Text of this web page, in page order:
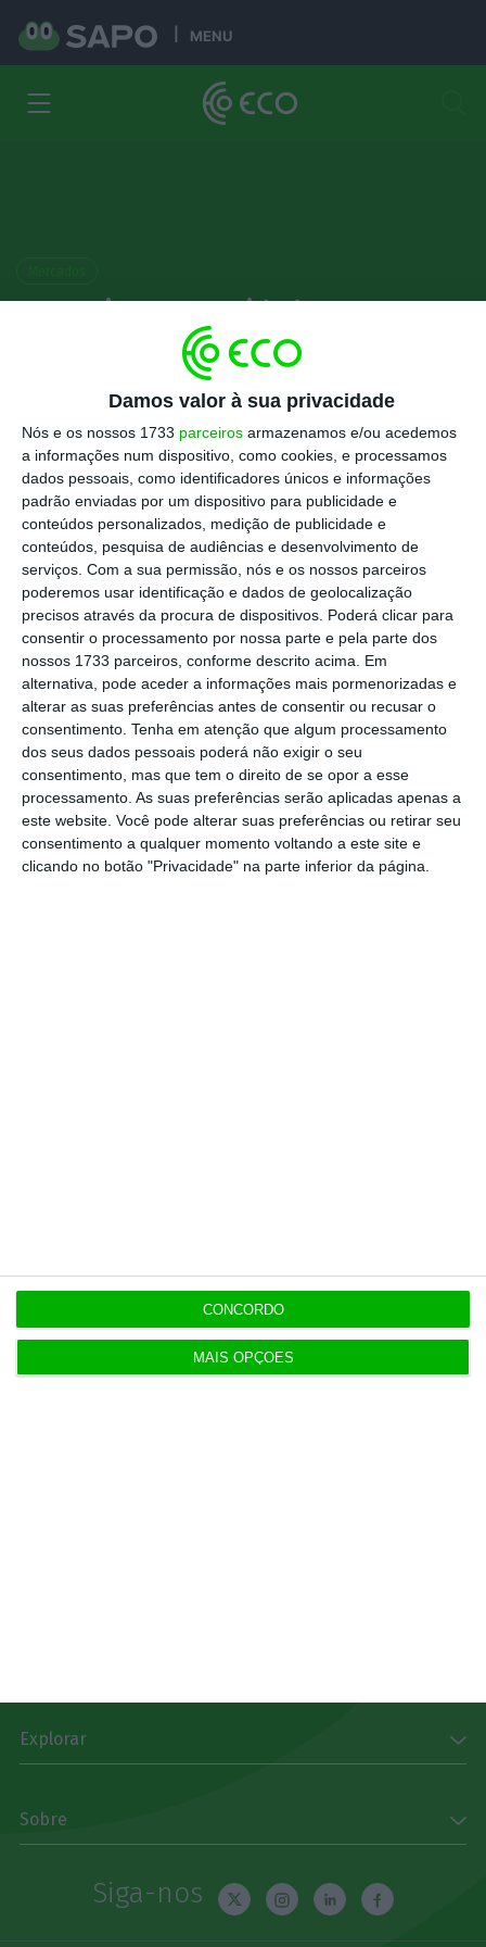
Damos valor à sua privacidade
Nós e os nossos 1733 parceiros armazenamos e/ou acedemos
a informações num dispositivo, como cookies, e processamos
dados pessoais, como identificadores únicos e informações
padrão enviadas por um dispositivo para publicidade e
conteúdos personalizados, medição de publicidade e
conteúdos, pesquisa de audiências e desenvolvimento de
serviços. Com a sua permissão, nós e os nossos parceiros
poderemos usar identificação e dados de geolocalização
precisos através da procura de dispositivos. Poderá clicar para
consentir o processamento por nossa parte e pela parte dos
nossos 1733 parceiros, conforme descrito acima. Em
alternativa, pode aceder a informações mais pormenorizadas e
alterar as suas preferências antes de consentir ou recusar o
consentimento. Tenha em atenção que algum processamento
dos seus dados pessoais poderá não exigir o seu
consentimento, mas que tem o direito de se opor a esse
processamento. As suas preferências serão aplicadas apenas a
este website. Você pode alterar suas preferências ou retirar seu
consentimento a qualquer momento voltando a este site e
clicando no botão "Privacidade" na parte inferior da página.
MAIS OPÇÕES
CONCORDO
MENU
Euro cai para a paridade com o
dólar. Porquê? Quem ganha e quem
Alberto Teixeira
14 Julho 2022
Um euro igual a um dólar: é um cenário que já não
se verificava há duas décadas e voltou a repetir-se
esta quarta-feira. Porque é que a moeda única está
a perder terreno? Quem ganha e quem perde?
Ver Descodificador
Porque é que o euro desvaloriza e já vale o mesmo que o
O euro pode cair mais?
Newsletters
Receba gratuitamente informação económica de
Explorar
Sobre
Siga-nos